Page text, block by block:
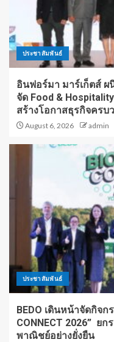
ประชาสัมพันธ์
อินฟอร์มา มาร์เก็ตส์ ผ
จัด Food &
สร้างโอกาสธุรกิจครบ
August 6, 2026 admin
ประชาสัมพันธ์
BEDO เดินหน้าจัดกิจก
CONNECT 2026” ย
พาณิชย์อย่างยั่งยืน